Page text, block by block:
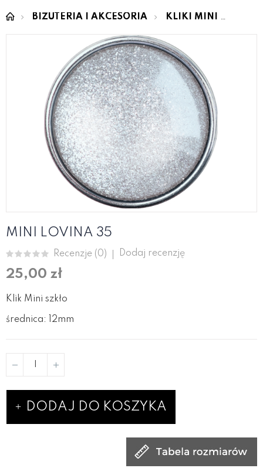
BIŻUTERIA I AKCESORIA KLIKI MINI
MINI LOVINA 35
Recenzje (0) Dodaj recenzję
25,00 zł
Klik Mini szkło
średnica: 12mm
DODAJ DO KOSZYKA